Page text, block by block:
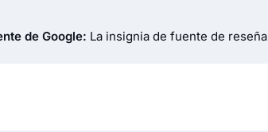
de Google: La insignia de fuente de